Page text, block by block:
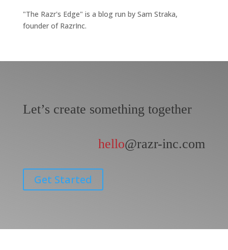
"The Razr's Edge" is a blog run by Sam Straka,
founder of RazrInc.
Let’s create something together
hello@razr-inc.com
Get Started